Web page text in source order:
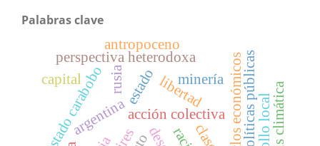
Palabras clave
acción colectiva
estado ciclos económicos
perspectiva heterodoxa
argentina
estado carabobo libertad políticas públicas
capital minería
antropoceno
crisis climática
rusia